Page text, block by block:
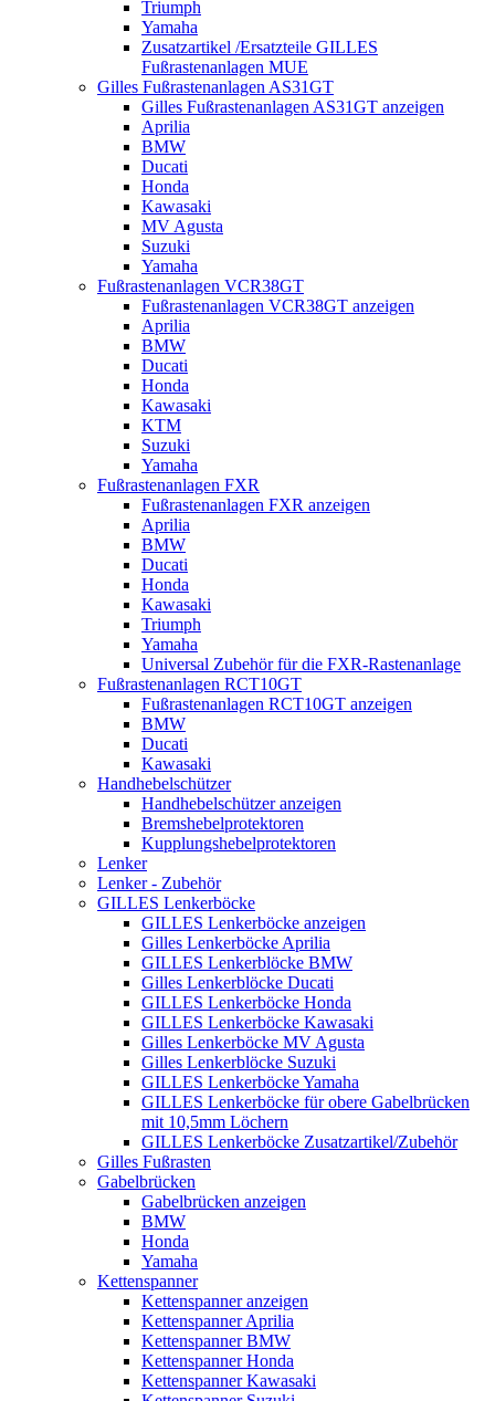
Triumph
Yamaha
Zusatzartikel /Ersatzteile GILLES
Fußrastenanlagen MUE
Gilles Fußrastenanlagen AS31GT
Gilles Fußrastenanlagen AS31GT anzeigen
Aprilia
BMW
Ducati
Honda
Kawasaki
MV Agusta
Suzuki
Yamaha
Fußrastenanlagen VCR38GT
Fußrastenanlagen VCR38GT anzeigen
Aprilia
BMW
Ducati
Honda
Kawasaki
KTM
Suzuki
Yamaha
Fußrastenanlagen FXR
Fußrastenanlagen FXR anzeigen
Aprilia
BMW
Ducati
Honda
Kawasaki
Triumph
Yamaha
Universal Zubehör für die FXR-Rastenanlage
Fußrastenanlagen RCT10GT
Fußrastenanlagen RCT10GT anzeigen
BMW
Ducati
Kawasaki
Handhebelschützer
Handhebelschützer anzeigen
Bremshebelprotektoren
Kupplungshebelprotektoren
Lenker
Lenker - Zubehör
GILLES Lenkerböcke
GILLES Lenkerböcke anzeigen
Gilles Lenkerböcke Aprilia
GILLES Lenkerblöcke BMW
Gilles Lenkerblöcke Ducati
GILLES Lenkerböcke Honda
GILLES Lenkerböcke Kawasaki
Gilles Lenkerböcke MV Agusta
Gilles Lenkerblöcke Suzuki
GILLES Lenkerböcke Yamaha
GILLES Lenkerböcke für obere Gabelbrücken
mit 10,5mm Löchern
GILLES Lenkerböcke Zusatzartikel/Zubehör
Gilles Fußrasten
Gabelbrücken
Gabelbrücken anzeigen
BMW
Honda
Yamaha
Kettenspanner
Kettenspanner anzeigen
Kettenspanner Aprilia
Kettenspanner BMW
Kettenspanner Honda
Kettenspanner Kawasaki